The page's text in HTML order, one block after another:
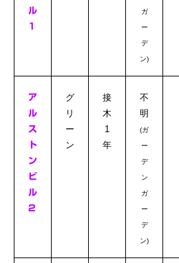
ル
1
ガ
ー
デ
ン)
ア
ル
ス
ト
ン
ビ
ル
2
グ
リ
ー
ン
接
木
1
年
不
明
(ガ
ー
デ
ン
ガ
ー
デ
ン)